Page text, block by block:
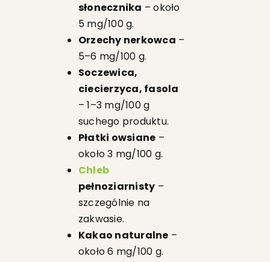
słonecznika – około
5 mg/100 g.
Orzechy nerkowca –
5–6 mg/100 g.
Soczewica,
ciecierzyca, fasola
– 1–3 mg/100 g
suchego produktu.
Płatki owsiane –
około 3 mg/100 g.
Chleb
pełnoziarnisty –
szczególnie na
zakwasie.
Kakao naturalne –
około 6 mg/100 g.